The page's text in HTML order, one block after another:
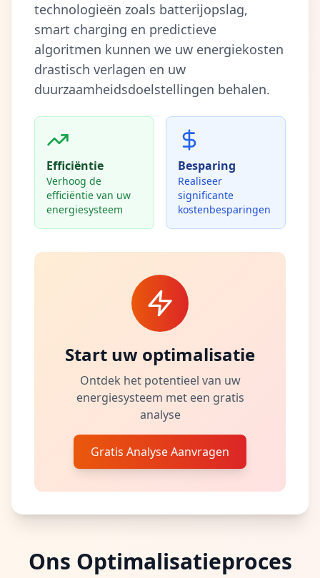
technologieën zoals batterijopslag,
smart charging en predictieve
algoritmen kunnen we uw energiekosten
drastisch verlagen en uw
duurzaamheidsdoelstellingen behalen.
Efficiëntie
Verhoog de
efficiëntie van uw
energiesysteem
Besparing
Realiseer
significante
kostenbesparingen
Start uw optimalisatie
Ontdek het potentieel van uw
energiesysteem met een gratis
analyse
Gratis Analyse Aanvragen
Ons Optimalisatieproces